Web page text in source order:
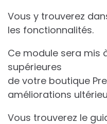
Vous y trouverez
les fonctionnalités.
Ce module sera mis
supérieures
de votre boutique
améliorations
Vous trouverez le